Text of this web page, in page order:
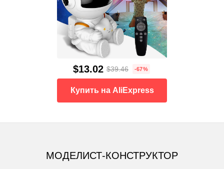
$13.02 $39.46 -67%
Купить на AliExpress
МОДЕЛИСТ-КОНСТРУКТОР